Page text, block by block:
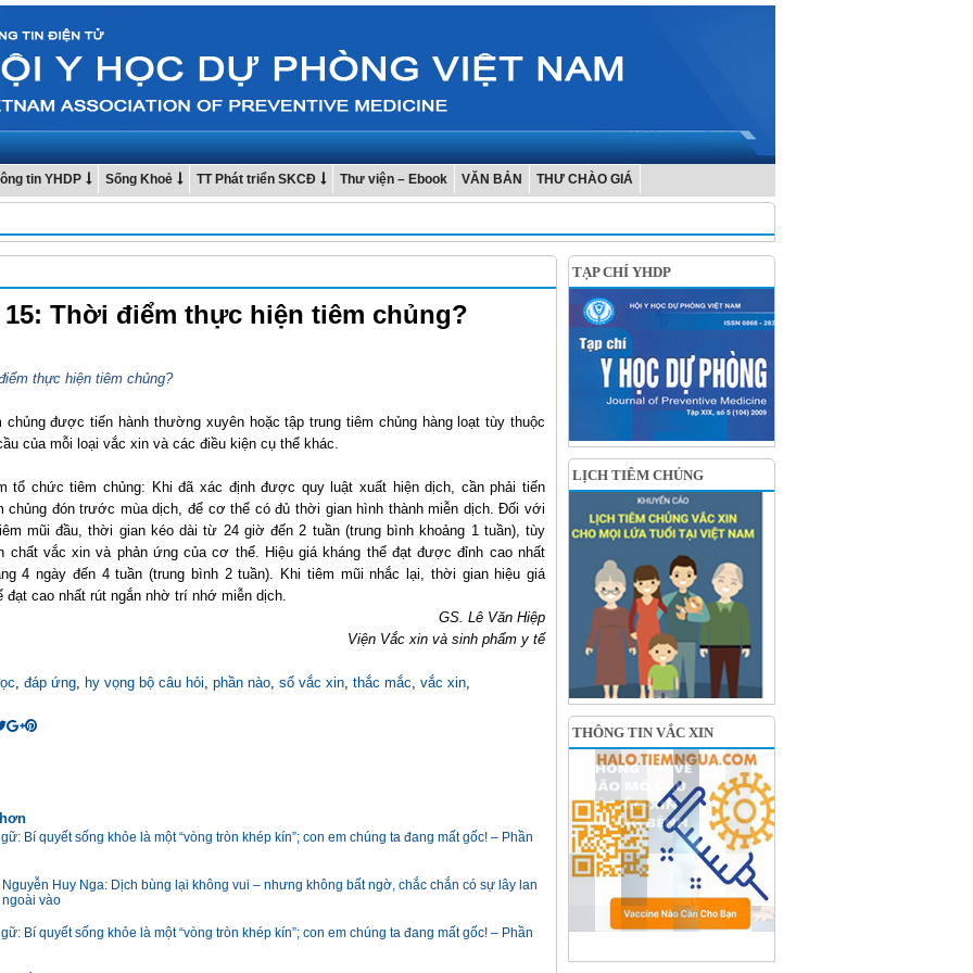
tin YHDP Sống Khoẻ TT Phát triển SKCĐ Thư viện – Ebook VĂN BẢN THƯ CHÀO GIÁ
15: Thời điểm thực hiện tiêm chủng?
thực hiện tiêm chủng?
chủng được tiến hành thường xuyên hoặc tập trung tiêm chủng hàng loạt tùy thuộc
của mỗi loại vắc xin và các điều kiện cụ thể khác.
tổ chức tiêm chủng: Khi đã xác định được quy luật xuất hiện dịch, cần phải tiến
chủng đón trước mùa dịch, để cơ thể có đủ thời gian hình thành miễn dịch. Đối với
mũi đầu, thời gian kéo dài từ 24 giờ đến 2 tuần (trung bình khoảng 1 tuần), tùy
chất vắc xin và phản ứng của cơ thể. Hiệu giá kháng thể đạt được đỉnh cao nhất
4 ngày đến 4 tuần (trung bình 2 tuần). Khi tiêm mũi nhắc lại, thời gian hiệu giá
đạt cao nhất rút ngắn nhờ trí nhớ miễn dịch.
GS. Lê Văn Hiệp
Viện Vắc xin và sinh phẩm y tế
, đáp ứng, hy vọng bộ câu hỏi, phần nào, số vắc xin, thắc mắc, vắc xin,
Bí quyết sống khỏe là một “vòng tròn khép kín”; con em chúng ta đang mất gốc! – Phần
Nguyễn Huy Nga: Dịch bùng lại không vui – nhưng không bất ngờ, chắc chắn có sự lây lan
vào
Bí quyết sống khỏe là một “vòng tròn khép kín”; con em chúng ta đang mất gốc! – Phần
TẠP CHÍ YHDP
LỊCH TIÊM CHỦNG
THÔNG TIN VẮC XIN